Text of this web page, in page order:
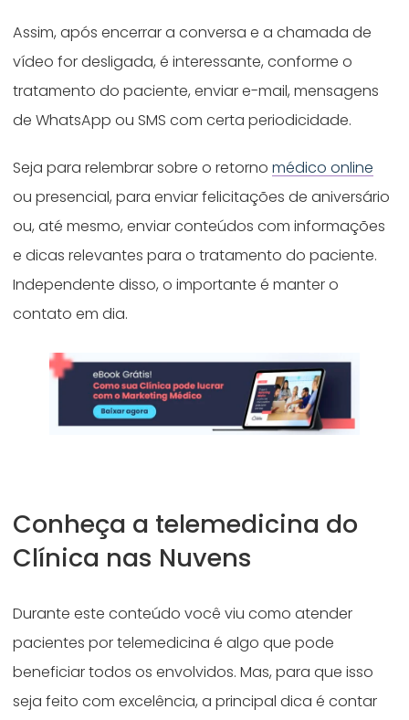
Assim, após encerrar a conversa e a chamada de
vídeo for desligada, é interessante, conforme o
tratamento do paciente, enviar e-mail, mensagens
de WhatsApp ou SMS com certa periodicidade.
Seja para relembrar sobre o retornomédico online
ou presencial, para enviar felicitações de aniversário
ou, até mesmo, enviar conteúdos com informações
e dicas relevantes para o tratamento do paciente.
Independente disso, o importante é manter o
contato em dia.
Conheça a telemedicina do
Clínica nas Nuvens
Durante este conteúdo você viu como atender
pacientes por telemedicina é algo que pode
beneficiar todos os envolvidos. Mas, para que isso
seja feito com excelência, a principal dica é contar